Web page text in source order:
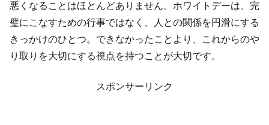
悪くなることはほとんどありません。ホワイトデーは、完
璧にこなすための行事ではなく、人との関係を円滑にする
きっかけのひとつ。できなかったことより、これからのや
り取りを大切にする視点を持つことが大切です。
スポンサーリンク